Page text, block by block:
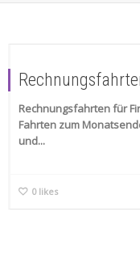
Rechnungsfahrten für
Fahrten zum
und...
0 likes